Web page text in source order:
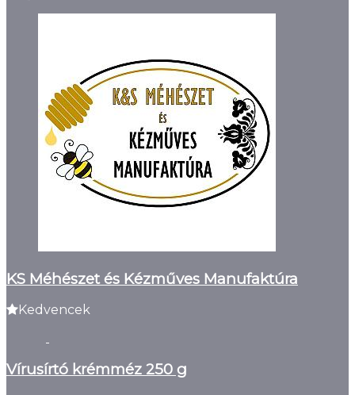
KS Méhészet és Kézműves Manufaktúra
Kedvencek
Vírusírtó krémméz 250 g